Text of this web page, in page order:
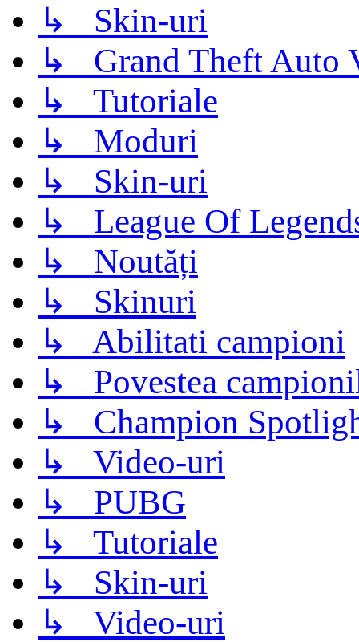
↳ Skin-uri
↳ Grand Theft Auto
↳ Tutoriale
↳ Moduri
↳ Skin-uri
↳ League Of
↳ Noutăți
↳ Skinuri
↳ Abilitati campioni
↳ Povestea
↳ Champion
↳ Video-uri
↳ PUBG
↳ Tutoriale
↳ Skin-uri
↳ Video-uri